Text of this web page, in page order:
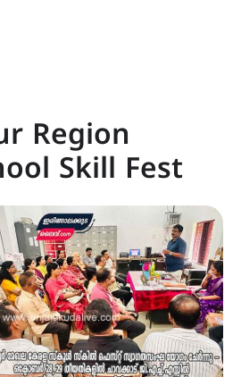
Region
Skill Fest